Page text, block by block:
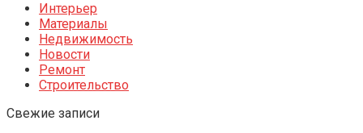
Интерьер
Материалы
Недвижимость
Новости
Ремонт
Строительство
Свежие записи